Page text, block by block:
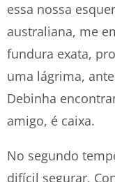
essa nossa
australiana, me
fundura exata,
uma lágrima,
Debinha
amigo, é caixa.
No segundo
difícil segurar.